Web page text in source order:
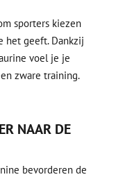
sporters kiezen
het geeft. Dankzij
voel je je
zware training.
NAAR DE
bevorderen de